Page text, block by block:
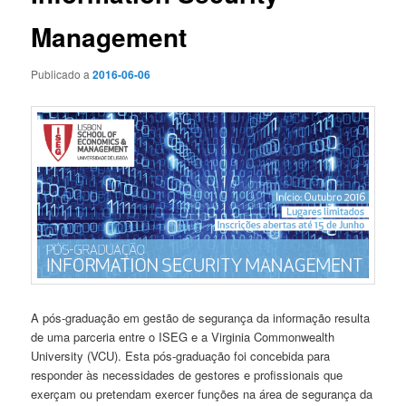
Management
Publicado a2016-06-06
A pós-graduação em gestão de segurança da informação resulta
de uma parceria entre o ISEG e a Virginia Commonwealth
University (VCU). Esta pós-graduação foi concebida para
responder às necessidades de gestores e profissionais que
exerçam ou pretendam exercer funções na área de segurança da